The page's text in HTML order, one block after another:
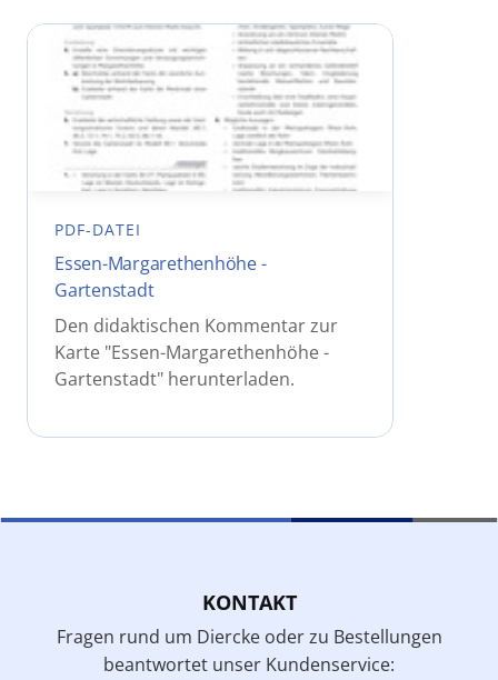
PDF-DATEI
Essen-Margarethenhöhe -
Gartenstadt
Den didaktischen Kommentar zur
Karte "Essen-Margarethenhöhe -
Gartenstadt" herunterladen.
KONTAKT
Fragen rund um Diercke oder zu Bestellungen
beantwortet unser Kundenservice: